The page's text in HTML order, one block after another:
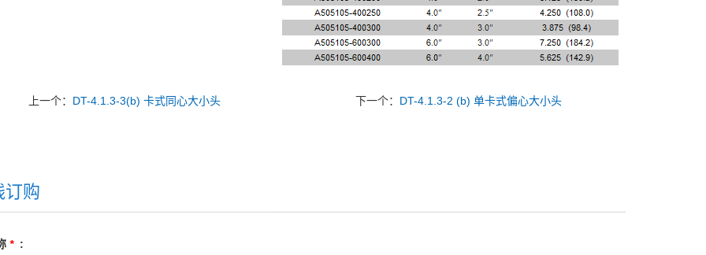
上一个： DT-4.1.3-3(b) 卡式同心大小头 下一个： DT-4.1.3-2 (b) 单卡式偏心大小头
订购
* :